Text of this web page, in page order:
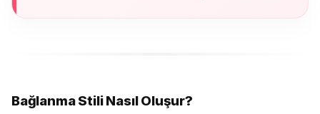
Bağlanma Stili Nasıl Oluşur?